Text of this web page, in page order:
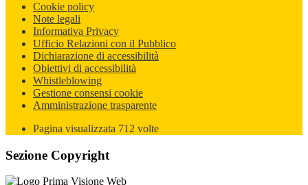
Cookie policy
Note legali
Informativa Privacy
Ufficio Relazioni con il Pubblico
Dichiarazione di accessibilità
Obiettivi di accessibilità
Whistleblowing
Gestione consensi cookie
Amministrazione trasparente
Pagina visualizzata 712 volte
Sezione Copyright